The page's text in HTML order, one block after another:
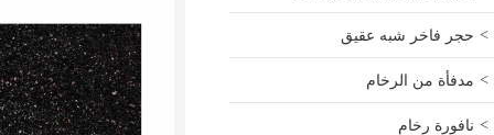
حجر فاخر شبه عقيق
مدفأة من الرخام
نافورة رخام